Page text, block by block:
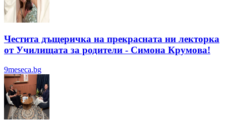
Честита дъщеричка на прекрасната ни лекторка
от Училищата за родители - Симона Крумова!
9meseca.bg